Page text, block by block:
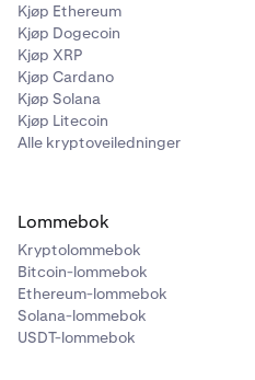
Kjøp Ethereum
Kjøp Dogecoin
Kjøp XRP
Kjøp Cardano
Kjøp Solana
Kjøp Litecoin
Alle kryptoveiledninger
Lommebok
Kryptolommebok
Bitcoin-lommebok
Ethereum-lommebok
Solana-lommebok
USDT-lommebok